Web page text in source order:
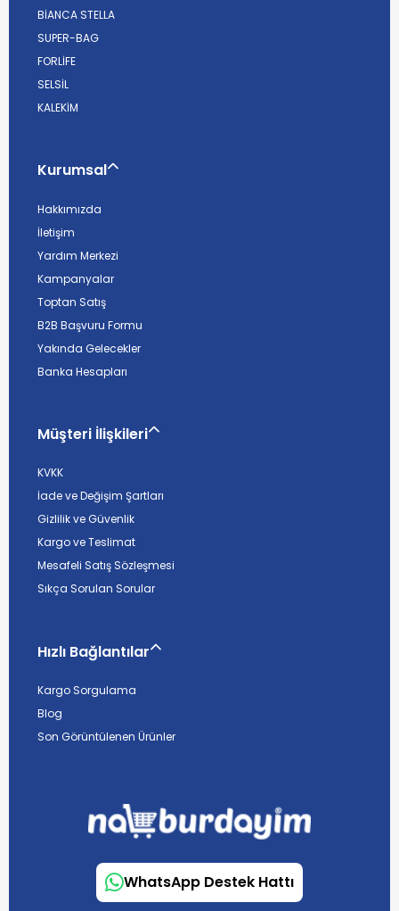
BİANCA STELLA
SUPER-BAG
FORLİFE
SELSİL
KALEKİM
Kurumsal
Hakkımızda
İletişim
Yardım Merkezi
Kampanyalar
Toptan Satış
B2B Başvuru Formu
Yakında Gelecekler
Banka Hesapları
Müşteri İlişkileri
KVKK
İade ve Değişim Şartları
Gizlilik ve Güvenlik
Kargo ve Teslimat
Mesafeli Satış Sözleşmesi
Sıkça Sorulan Sorular
Hızlı Bağlantılar
Kargo Sorgulama
Blog
Son Görüntülenen Ürünler
WhatsApp Destek Hattı